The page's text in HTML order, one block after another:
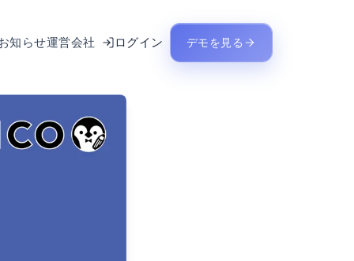
知らせ運営会社 ログイン デモを見る